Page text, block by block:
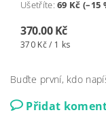
Ušetříte:69 Kč (–15
370.00 Kč
370 Kč / 1 ks
Buďte první, kdo
Přidat